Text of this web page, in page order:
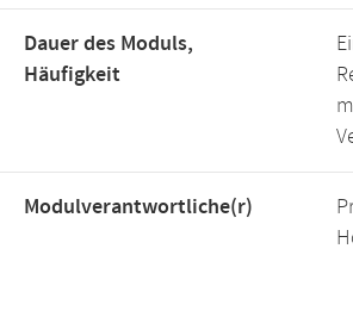
Dauer des Moduls,
Häufigkeit
Modulverantwortliche(r)